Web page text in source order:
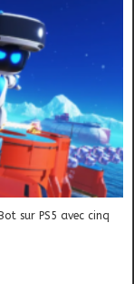
sur PS5 avec cinq